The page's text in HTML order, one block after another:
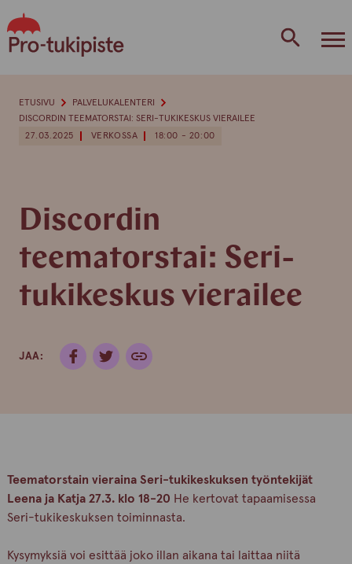
to
content
27.03.2025 VERKOSSA 18:00 - 20:00
Discordin
teematorstai: Seri-
tukikeskus vierailee
JAA:
ETUSIVU
PALVELUKALENTERI
DISCORDIN TEEMATORSTAI: SERI-TUKIKESKUS VIERAILEE
Teematorstain vieraina Seri-tukikeskuksen työntekijät
Leena ja Katja 27.3. klo 18-20 He kertovat tapaamisessa
Seri-tukikeskuksen toiminnasta.
Kysymyksiä voi esittää joko illan aikana tai laittaa niitä